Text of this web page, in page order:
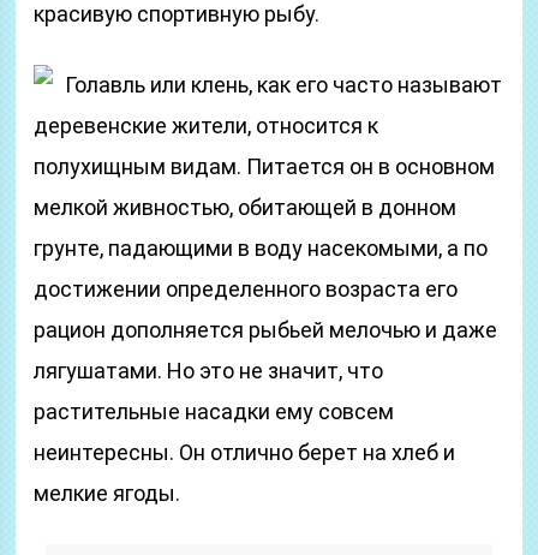
красивую спортивную рыбу.
Голавль или клень, как его часто называют
деревенские жители, относится к
полухищным видам. Питается он в основном
мелкой живностью, обитающей в донном
грунте, падающими в воду насекомыми, а по
достижении определенного возраста его
рацион дополняется рыбьей мелочью и даже
лягушатами. Но это не значит, что
растительные насадки ему совсем
неинтересны. Он отлично берет на хлеб и
мелкие ягоды.